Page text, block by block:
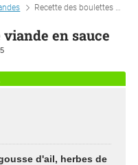
Recette des boulettes de viande en sauce
en sauce
d'ail, herbes de